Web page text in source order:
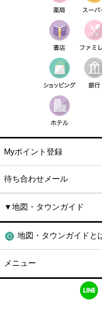
Myポイント登録
待ち合わせメール
▼地図・タウンガイド
地図・タウンガイドと
メニュー